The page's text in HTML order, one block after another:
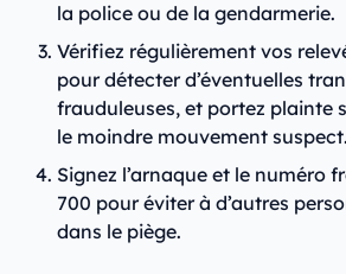
la police ou de la gendarmerie.
Vérifiez régulièrement vos
pour détecter d’éventuelles
frauduleuses, et portez plainte
le moindre mouvement suspect.
Signez l’arnaque et le numéro
700 pour éviter à d’autres
dans le piège.